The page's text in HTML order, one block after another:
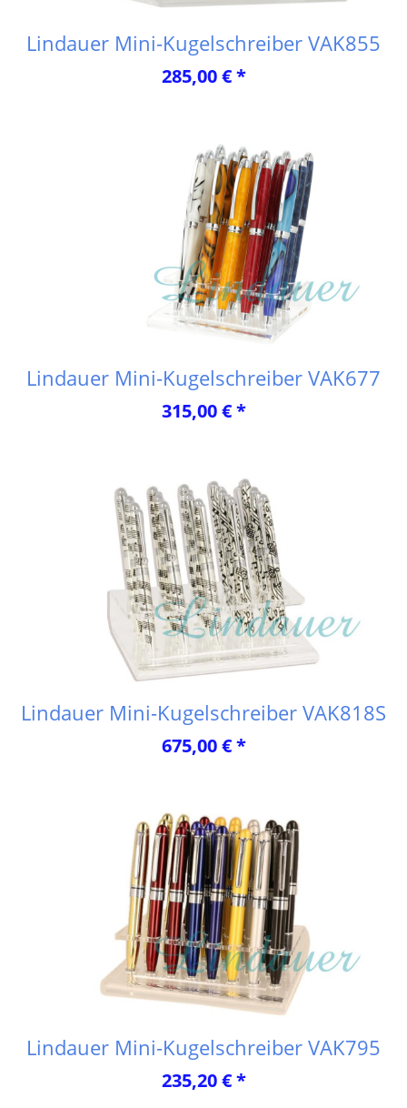
Lindauer Mini-Kugelschreiber VAK855
285,00 € *
Lindauer Mini-Kugelschreiber VAK677
315,00 € *
Lindauer Mini-Kugelschreiber VAK818S
675,00 € *
Lindauer Mini-Kugelschreiber VAK795
235,20 € *